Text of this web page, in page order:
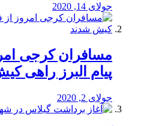
جولای 14, 2020
مسافران کرجی
پیام البرز راهی
جولای 2, 2020